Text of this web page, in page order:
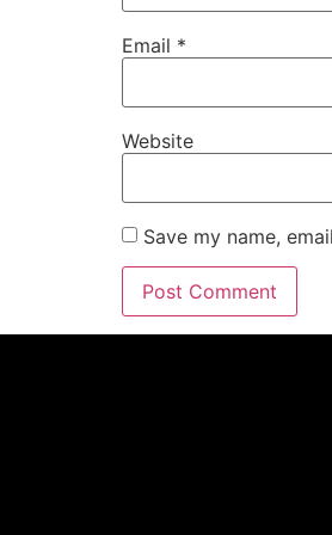
Email *
Website
Save my name,